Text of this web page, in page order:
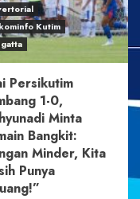
Kutim
Persikutim
1-0,
Minta
Bangkit:
Minder, Kita
Punya